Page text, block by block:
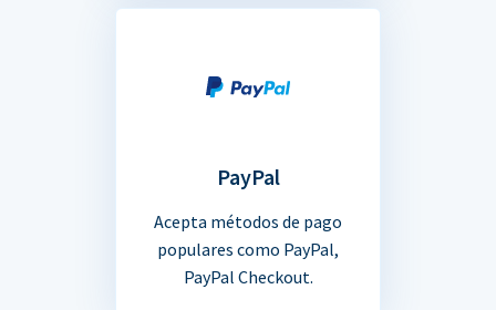
PayPal
Acepta métodos de pago
populares como PayPal,
PayPal Checkout.